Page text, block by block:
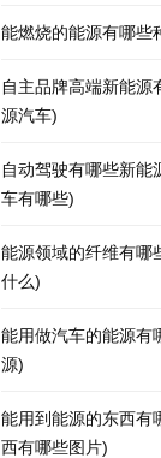
能燃烧的能源有哪些
自主品牌高端新能源
源汽车)
自动驾驶有哪些新能
车有哪些)
能源领域的纤维有哪
什么)
能用做汽车的能源有
源)
能用到能源的东西有
西有哪些图片)